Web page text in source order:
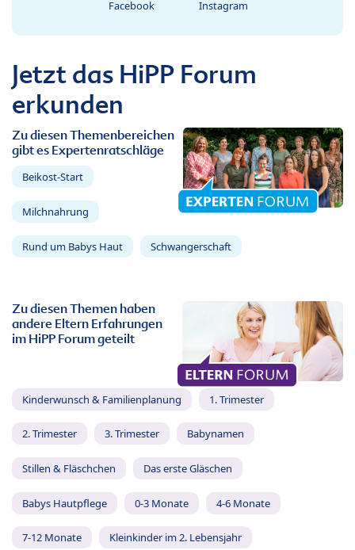
Facebook Instagram
Jetzt das HiPP Forum
erkunden
Zu diesen Themenbereichen
gibt es Expertenratschläge
Beikost-Start
Milchnahrung
Rund um Babys Haut Schwangerschaft
Zu diesen Themen haben
andere Eltern Erfahrungen
im HiPP Forum geteilt
Kinderwunsch & Familienplanung 1. Trimester
2. Trimester 3. Trimester Babynamen
Stillen & Fläschchen Das erste Gläschen
Babys Hautpflege 0-3 Monate 4-6 Monate
7-12 Monate Kleinkinder im 2. Lebensjahr